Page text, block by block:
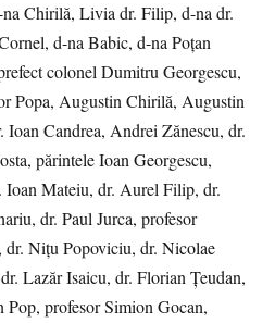
Chirilă, Livia dr. Filip, d-na dr.
d-na Babic, d-na Poţan
colonel Dumitru Georgescu,
Popa, Augustin Chirilă, Augustin
Candrea, Andrei Zănescu, dr.
părintele Ioan Georgescu,
Ioan Mateiu, dr. Aurel Filip, dr.
dr. Paul Jurca, profesor
dr. Niţu Popoviciu, dr. Nicolae
Lazăr Isaicu, dr. Florian Ţeudan,
profesor Simion Gocan,